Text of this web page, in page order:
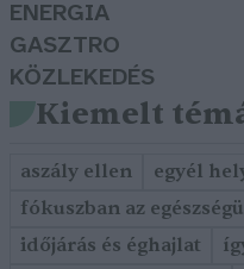
ENERGIA
GASZTRO
KÖZLEKEDÉS
Kiemelt
aszály ellen egyél
fókuszban az
időjárás és éghajlat